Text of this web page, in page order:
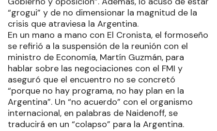
“grogui” y de no dimensionar la magnitud de la
crisis que atraviesa la Argentina.
En un mano a mano con El Cronista, el formoseño
se refirió a la suspensión de la reunión con el
ministro de Economía, Martín Guzmán, para
hablar sobre las negociaciones con el FMI y
aseguró que el encuentro no se concretó
“porque no hay programa, no hay plan en la
Argentina”. Un “no acuerdo” con el organismo
internacional, en palabras de Naidenoff, se
traducirá en un “colapso” para la Argentina.